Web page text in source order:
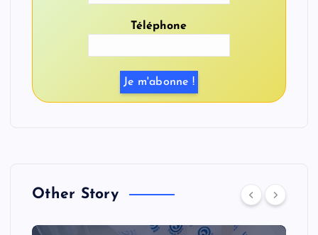
Téléphone
Other Story